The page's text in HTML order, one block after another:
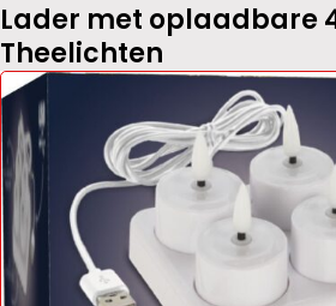
Lader met oplaadbare 4
Theelichten